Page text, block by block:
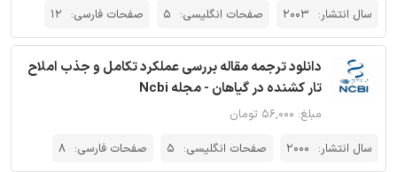
سال انتشار: 2003 صفحات انگلیسی: 5 صفحات فارسی: 12
دانلود ترجمه مقاله بررسی عملکرد تکامل و جذب املاح
تار کشنده در گیاهان - مجله Ncbi
مبلغ: ۵۶,۰۰۰ تومان
سال انتشار: 2000 صفحات انگلیسی: 5 صفحات فارسی: 8